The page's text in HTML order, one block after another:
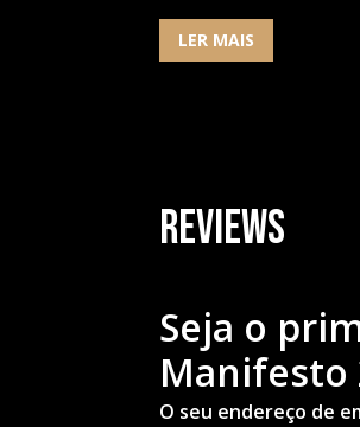
LER MAIS
Reviews
Seja o
Manifesto
O seu endereço de